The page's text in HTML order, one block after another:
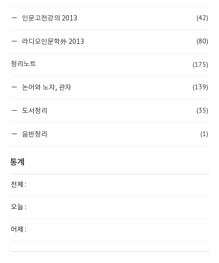
인문고전강의 2013 (42)
라디오인문학外 2013 (80)
정리노트 (175)
논어와 노자, 관자 (139)
도서정리 (35)
음반정리 (1)
통계
전체 :
오늘 :
어제 :